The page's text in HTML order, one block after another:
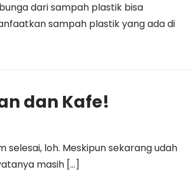
dari sampah plastik bisa
sampah plastik yang ada di
dan Kafe!
loh. Meskipun sekarang udah
masih […]